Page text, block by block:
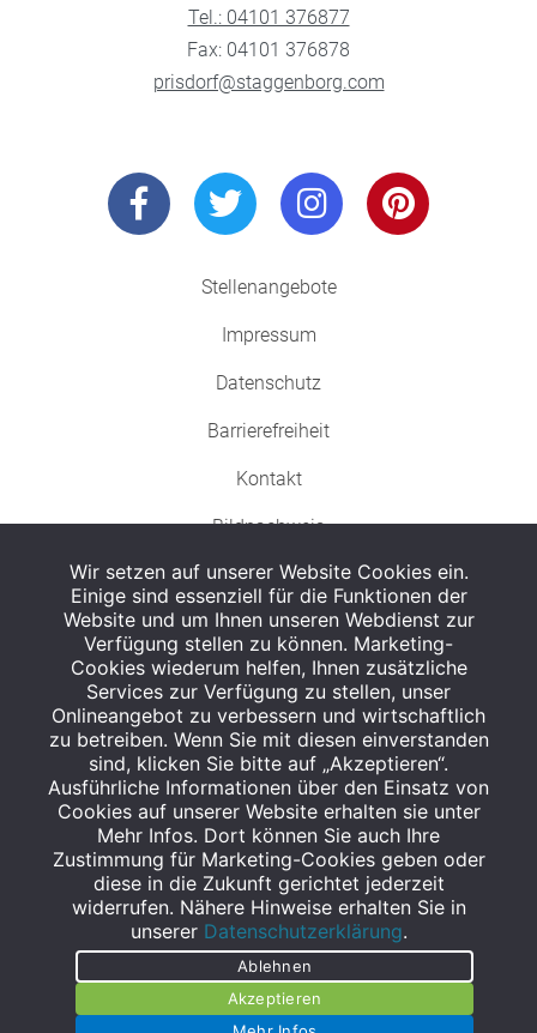
Tel.: 04101 376877
Fax: 04101 376878
prisdorf@staggenborg.com
Stellenangebote
Impressum
Datenschutz
Barrierefreiheit
Kontakt
Bildnachweis
Abgabe in haushaltsüblichen Mengen, solange der Vorrat reicht. Für Druck-
und Satzfehler keine Haftung.
Zu Risiken und Nebenwirkungen lesen Sie die Packungsbeilage und fragen
Sie Ihren Arzt oder Apotheker.
Angabe nach der deutschen Arzneimitteltaxe Apothekenerstattungspreis
(AEP). Der AEP ist keine unverbindliche Preisempfehlung der Hersteller. Der
AEP ist ein von den Apotheken in Ansatz gebrachter Preis für rezeptfreie
Arzneimittel. Er entspricht in der Höhe dem für Apotheken verbindlichen
Abgabepreis, zu dem eine Apotheke in bestimmten Fällen (z.B. bei Kindern
unter 12 Jahren) das Produkt mit der gesetzlichen Krankenversicherung
abrechnet. Der AEP ist der allgemeine Erstattungspreis im Falle einer
Kostenübernahme durch die gesetzlichen Krankenkassen, vor Abzug eines
Zwangsrabattes (zur Zeit 5%) nach §130 Abs. 1 SGB V.
Unverbindliche Preisempfehlung des Herstellers (UVP).
powered by apovena.de
Wir setzen auf unserer Website Cookies ein.
Einige sind essenziell für die Funktionen der
Website und um Ihnen unseren Webdienst zur
Verfügung stellen zu können. Marketing-
Cookies wiederum helfen, Ihnen zusätzliche
Services zur Verfügung zu stellen, unser
Onlineangebot zu verbessern und wirtschaftlich
zu betreiben. Wenn Sie mit diesen einverstanden
sind, klicken Sie bitte auf „Akzeptieren“.
Ausführliche Informationen über den Einsatz von
Cookies auf unserer Website erhalten sie unter
Mehr Infos. Dort können Sie auch Ihre
Zustimmung für Marketing-Cookies geben oder
diese in die Zukunft gerichtet jederzeit
widerrufen. Nähere Hinweise erhalten Sie in
unserer Datenschutzerklärung.
Ablehnen
Akzeptieren